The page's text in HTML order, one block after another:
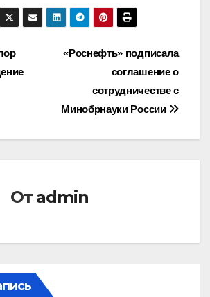
«Роснефть» подписала
соглашение о
сотрудничестве с
Минобрнауки России
От admin